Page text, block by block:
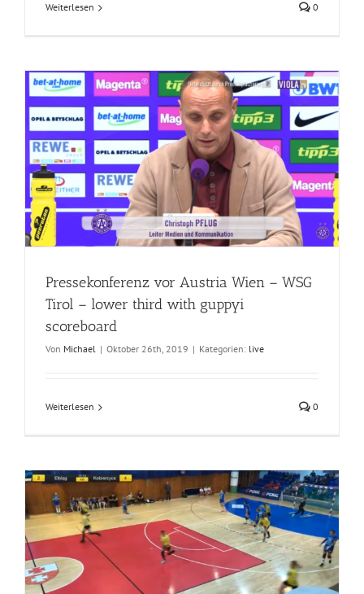
Weiterlesen 0
Pressekonferenz vor Austria Wien – WSG
Tirol – lower third with guppyi
scoreboard
Von Michael | Oktober 26th, 2019 | Kategorien: live
Weiterlesen 0